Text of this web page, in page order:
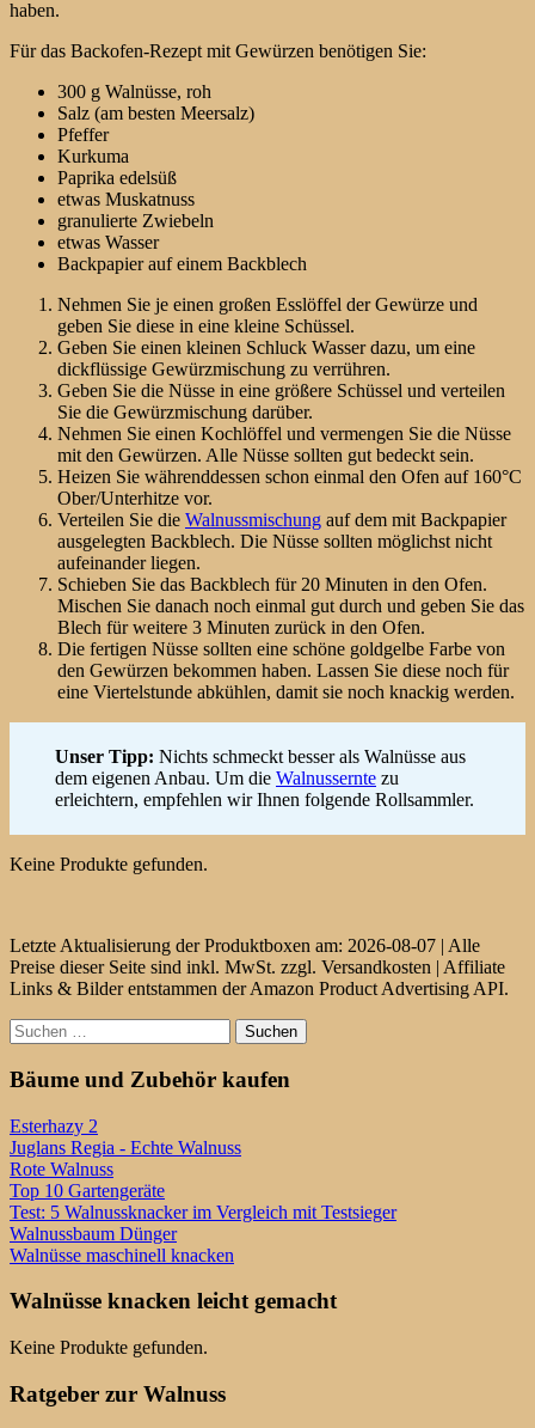
haben.
Für das Backofen-Rezept mit Gewürzen benötigen Sie:
300 g Walnüsse, roh
Salz (am besten Meersalz)
Pfeffer
Kurkuma
Paprika edelsüß
etwas Muskatnuss
granulierte Zwiebeln
etwas Wasser
Backpapier auf einem Backblech
Nehmen Sie je einen großen Esslöffel der Gewürze und
geben Sie diese in eine kleine Schüssel.
Geben Sie einen kleinen Schluck Wasser dazu, um eine
dickflüssige Gewürzmischung zu verrühren.
Geben Sie die Nüsse in eine größere Schüssel und verteilen
Sie die Gewürzmischung darüber.
Nehmen Sie einen Kochlöffel und vermengen Sie die Nüsse
mit den Gewürzen. Alle Nüsse sollten gut bedeckt sein.
Heizen Sie währenddessen schon einmal den Ofen auf 160°C
Ober/Unterhitze vor.
Verteilen Sie die Walnussmischung auf dem mit Backpapier
ausgelegten Backblech. Die Nüsse sollten möglichst nicht
aufeinander liegen.
Schieben Sie das Backblech für 20 Minuten in den Ofen.
Mischen Sie danach noch einmal gut durch und geben Sie das
Blech für weitere 3 Minuten zurück in den Ofen.
Die fertigen Nüsse sollten eine schöne goldgelbe Farbe von
den Gewürzen bekommen haben. Lassen Sie diese noch für
eine Viertelstunde abkühlen, damit sie noch knackig werden.
Unser Tipp: Nichts schmeckt besser als Walnüsse aus
dem eigenen Anbau. Um die Walnussernte zu
erleichtern, empfehlen wir Ihnen folgende Rollsammler.
Keine Produkte gefunden.
Letzte Aktualisierung der Produktboxen am: 2026-08-07 | Alle
Preise dieser Seite sind inkl. MwSt. zzgl. Versandkosten | Affiliate
Links & Bilder entstammen der Amazon Product Advertising API.
Suchen
nach:
Bäume und Zubehör kaufen
Esterhazy 2
Juglans Regia - Echte Walnuss
Rote Walnuss
Top 10 Gartengeräte
Test: 5 Walnussknacker im Vergleich mit Testsieger
Walnussbaum Dünger
Walnüsse maschinell knacken
Walnüsse knacken leicht gemacht
Keine Produkte gefunden.
Ratgeber zur Walnuss